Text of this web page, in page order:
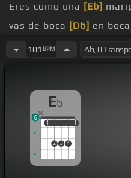
Eres como una [Eb]
vas de boca [Db] en
provoca.
[Db] libera, vivo
101 BPM
Eb
1
2 3 4
1
1 1
6